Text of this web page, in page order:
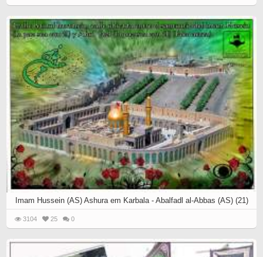
Imam Hussein (AS) Ashura em Karbala - Abalfadl al-Abbas (AS) (21)
3104 25 0